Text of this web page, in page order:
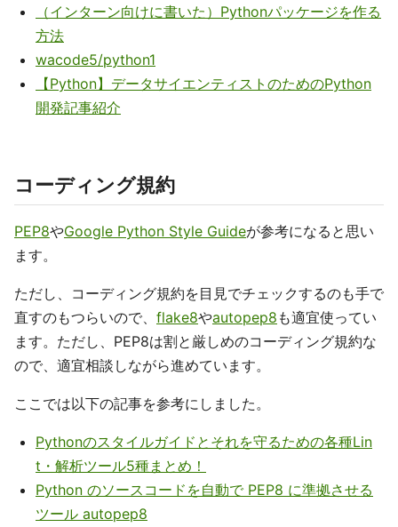
（インターン向けに書いた）Pythonパッケージを作る
方法
wacode5/python1
【Python】データサイエンティストのためのPython
開発記事紹介
コーディング規約
PEP8やGoogle Python Style Guideが参考になると思い
ます。
ただし、コーディング規約を目見でチェックするのも手で
直すのもつらいので、 flake8やautopep8 も適宜使ってい
ます。ただし、PEP8は割と厳しめのコーディング規約な
ので、適宜相談しながら進めています。
ここでは以下の記事を参考にしました。
Pythonのスタイルガイドとそれを守るための各種Lin
t・解析ツール5種まとめ！
Python のソースコードを自動で PEP8 に準拠させる
ツール autopep8